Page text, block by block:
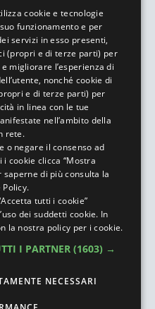
cookie e tecnologie
funzionamento e per
servizi in esso presenti,
(propri e di terze parti) per
migliorare l’esperienza di
nonché cookie di
e di terze parti) per
in linea con le tue
nell’ambito della
rete.
o negare il consenso ad
cookie clicca “Mostra
saperne di più consulta la
Policy.
tutti i cookie”
dei suddetti cookie. In
la nostra policy per i cookie.
I PARTNER (1603) →
NECESSARI